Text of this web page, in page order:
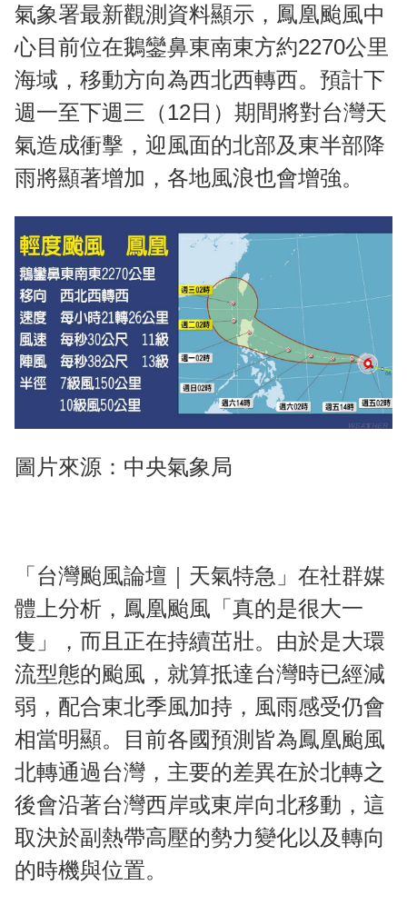
氣象署最新觀測資料顯示，鳳凰颱風中
心目前位在鵝鑾鼻東南東方約2270公里
海域，移動方向為西北西轉西。預計下
週一至下週三（12日）期間將對台灣天
氣造成衝擊，迎風面的北部及東半部降
雨將顯著增加，各地風浪也會增強。
圖片來源：中央氣象局
「台灣颱風論壇｜天氣特急」在社群媒
體上分析，鳳凰颱風「真的是很大一
隻」，而且正在持續茁壯。由於是大環
流型態的颱風，就算抵達台灣時已經減
弱，配合東北季風加持，風雨感受仍會
相當明顯。目前各國預測皆為鳳凰颱風
北轉通過台灣，主要的差異在於北轉之
後會沿著台灣西岸或東岸向北移動，這
取決於副熱帶高壓的勢力變化以及轉向
的時機與位置。